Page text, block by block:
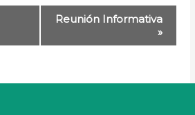
Reunión Informativa
»